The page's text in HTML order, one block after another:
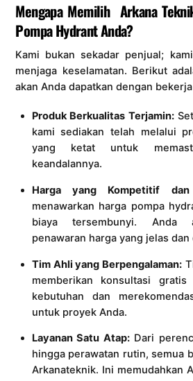
Mengapa Memilih Arkana
Pompa Hydrant Anda?
Kami bukan sekadar penjual;
menjaga keselamatan. Berikut
akan Anda dapatkan dengan
Produk Berkualitas Terjamin:
kami sediakan telah melalui
yang ketat untuk
keandalannya.
Harga yang Kompetitif dan
menawarkan harga pompa
biaya tersembunyi. Anda
penawaran harga yang jelas dan
Tim Ahli yang Berpengalaman:
memberikan konsultasi
kebutuhan dan
untuk proyek Anda.
Layanan Satu Atap:Dari
hingga perawatan rutin, semua
Arkanateknik. Ini memudahkan